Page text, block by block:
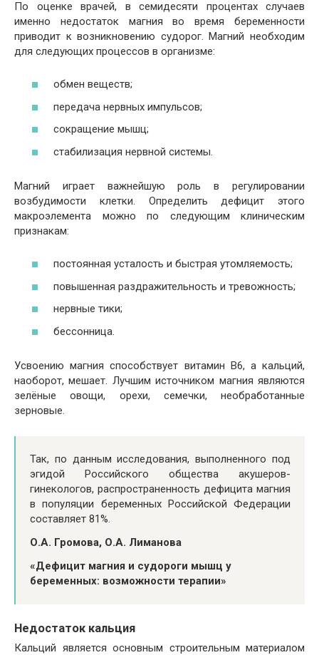
По оценке врачей, в семидесяти процентах случаев
именно недостаток магния во время беременности
приводит к возникновению судорог. Магний необходим
для следующих процессов в организме:
обмен веществ;
передача нервных импульсов;
сокращение мышц;
стабилизация нервной системы.
Магний играет важнейшую роль в регулировании
возбудимости клетки. Определить дефицит этого
макроэлемента можно по следующим клиническим
признакам:
постоянная усталость и быстрая утомляемость;
повышенная раздражительность и тревожность;
нервные тики;
бессонница.
Усвоению магния способствует витамин В6, а кальций,
наоборот, мешает. Лучшим источником магния являются
зелёные овощи, орехи, семечки, необработанные
зерновые.
Так, по данным исследования, выполненного под
эгидой Российского общества акушеров-
гинекологов, распространенность дефицита магния
в популяции беременных Российской Федерации
составляет 81%.
О.А. Громова, О.А. Лиманова
«Дефицит магния и судороги мышц у
беременных: возможности терапии»
Недостаток кальция
Кальций является основным строительным материалом